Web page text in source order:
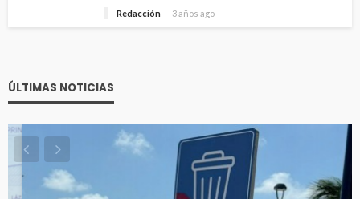
Redacción 3 años ago
ÚLTIMAS NOTICIAS